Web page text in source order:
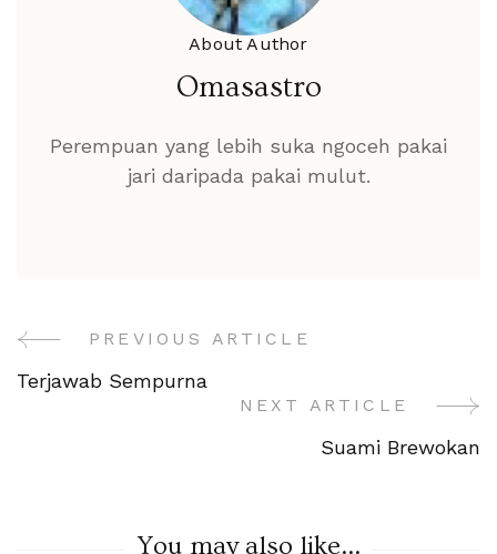
About Author
Omasastro
Perempuan yang lebih suka ngoceh pakai
jari daripada pakai mulut.
PostPREVIOUS ARTICLE
Terjawab Sempurna
NEXT ARTICLE
Suami Brewokan
You may also like...